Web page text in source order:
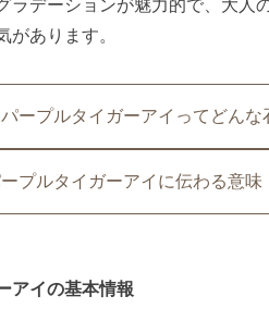
ラデーションが魅力的で、大人
があります。
パープルタイガーアイってどんな
プルタイガーアイに伝わる意味
アイの基本情報